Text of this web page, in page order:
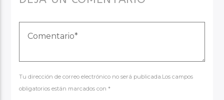
Tu dirección de correo electrónico no será publicada.Los campos
obligatorios están marcados con *